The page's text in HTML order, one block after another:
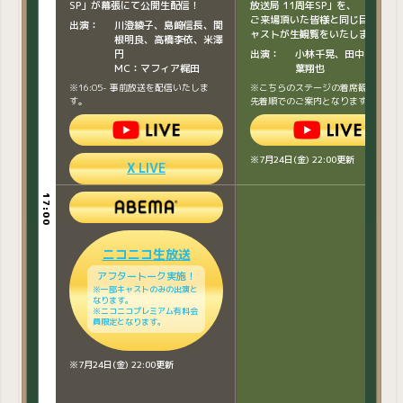
17:00
※7月24日(金) 22:00更新
16:40-18:45
FGO ぐだぐだDRAMALOGUE
スペシャル ～ライブもある
よ！～
朗読と主題歌ライブを織り交ぜて
贈る、ぐだぐだ夏の感謝祭！
ぐだぐだシリーズを名場面を切り
取った朗読劇とCM曲ライブで振
り返るスペシャルステージ。
出演：
悠木碧、星野貴紀、加瀬康之、
吉野裕行、白石晴香、新垣樽助
ライブパート
六花、乃藍、KOCHO、Tetsu
Yamamoto、310
Band Member
Guitar/Bandmaster：堀崎翔
Guitar：奈良悠樹
Keyboards：吹野クワガタ
17:00
SP」が幕張にて公開生配信！
出演：
川澄綾子、島﨑信長、関
根明良、高橋李依、米澤
円
MC：マフィア梶田
※16:05- 事前放送を配信いたしま
す。
X LIVE
ニコニコ生放送
アフタートーク実施！
※一部キャストのみの出演と
なります。
※ニコニコプレミアム有料会
員限定となります。
※7月24日(金) 22:00更新
放送局 11周年SP」を、
ご来場頂いた皆様と同じ目線でキ
ャストが生観覧をいたします。
出演：
小林千晃、田中美海、
葉翔也
※こちらのステージの着席観覧は当日
先着順でのご案内となります。
※7月24日(金) 22:00更新